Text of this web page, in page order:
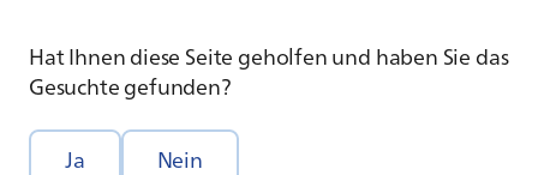
Hat Ihnen diese Seite geholfen und haben Sie das
Gesuchte gefunden?
Ja Nein